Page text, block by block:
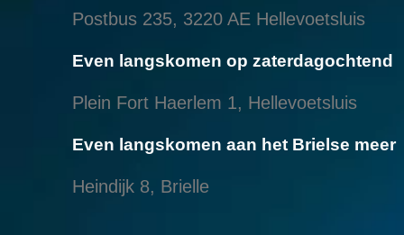
Postbus 235, 3220 AE Hellevoetsluis
Even langskomen op zaterdagochtend
Plein Fort Haerlem 1, Hellevoetsluis
Even langskomen aan het Brielse meer
Heindijk 8, Brielle